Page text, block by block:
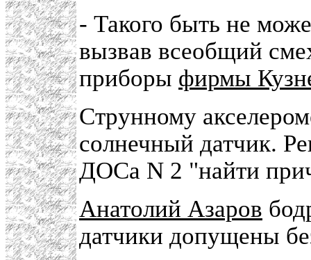
- Такого быть не
вызвав всеобщий
приборы фирмы
Струнному
солнечный датчик.
ДОСа N 2 "найти
Анатолий Азаров
датчики допущены